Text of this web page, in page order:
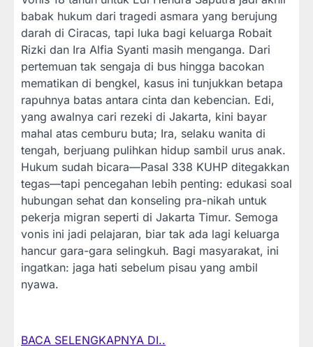
babak hukum dari tragedi asmara yang berujung
darah di Ciracas, tapi luka bagi keluarga Robait
Rizki dan Ira Alfia Syanti masih menganga. Dari
pertemuan tak sengaja di bus hingga bacokan
mematikan di bengkel, kasus ini tunjukkan betapa
rapuhnya batas antara cinta dan kebencian. Edi,
yang awalnya cari rezeki di Jakarta, kini bayar
mahal atas cemburu buta; Ira, selaku wanita di
tengah, berjuang pulihkan hidup sambil urus anak.
Hukum sudah bicara—Pasal 338 KUHP ditegakkan
tegas—tapi pencegahan lebih penting: edukasi soal
hubungan sehat dan konseling pra-nikah untuk
pekerja migran seperti di Jakarta Timur. Semoga
vonis ini jadi pelajaran, biar tak ada lagi keluarga
hancur gara-gara selingkuh. Bagi masyarakat, ini
ingatkan: jaga hati sebelum pisau yang ambil
nyawa.
BACA SELENGKAPNYA DI..